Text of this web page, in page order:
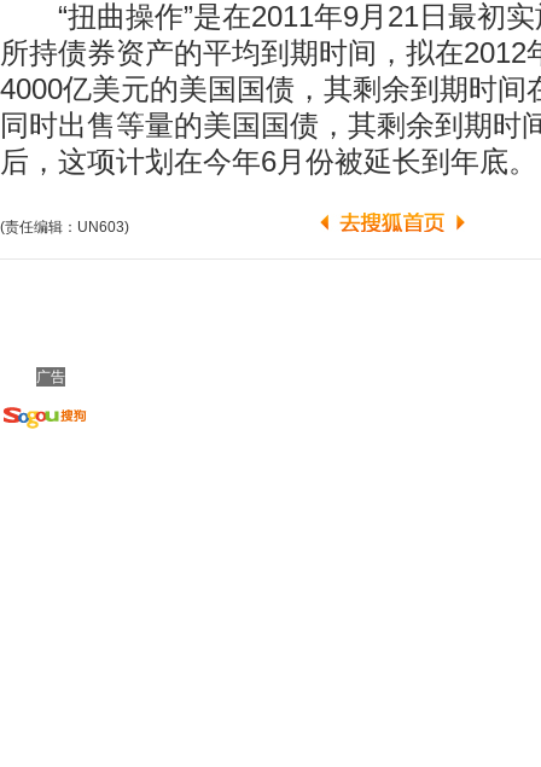
“扭曲操作”是在2011年9月21日最初实
所持债券资产的平均到期时间，拟在2012
4000亿美元的美国国债，其剩余到期时间
同时出售等量的美国国债，其剩余到期时
后，这项计划在今年6月份被延长到年底。
(责任编辑：UN603)
广告